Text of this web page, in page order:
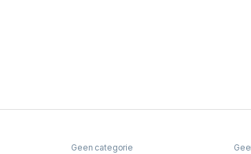
Geen categorie